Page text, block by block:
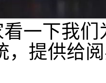
一下我
，提供给